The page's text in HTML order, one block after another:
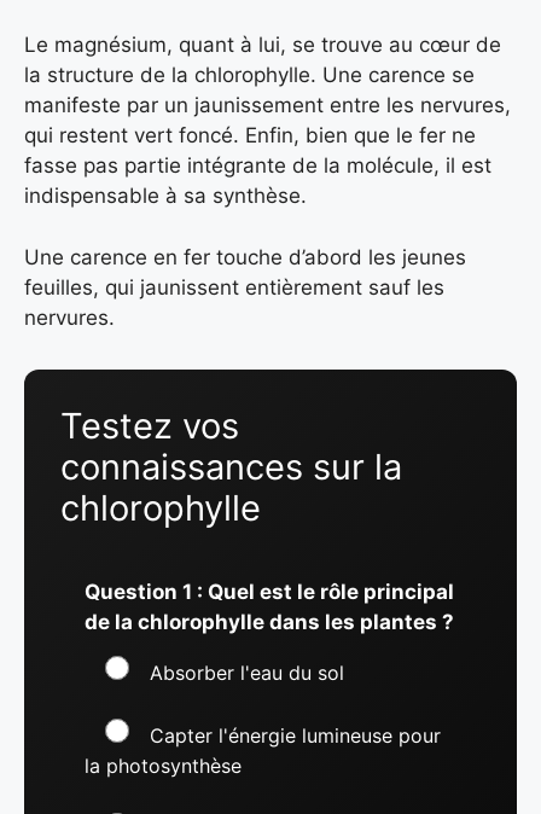
Le magnésium, quant à lui, se trouve au cœur de
la structure de la chlorophylle. Une carence se
manifeste par un jaunissement entre les nervures,
qui restent vert foncé. Enfin, bien que le fer ne
fasse pas partie intégrante de la molécule, il est
indispensable à sa synthèse.
Une carence en fer touche d’abord les jeunes
feuilles, qui jaunissent entièrement sauf les
nervures.
Testez vos
connaissances sur la
chlorophylle
Question 1 : Quel est le rôle principal
de la chlorophylle dans les plantes ?
Absorber l'eau du sol
Capter l'énergie lumineuse pour
la photosynthèse